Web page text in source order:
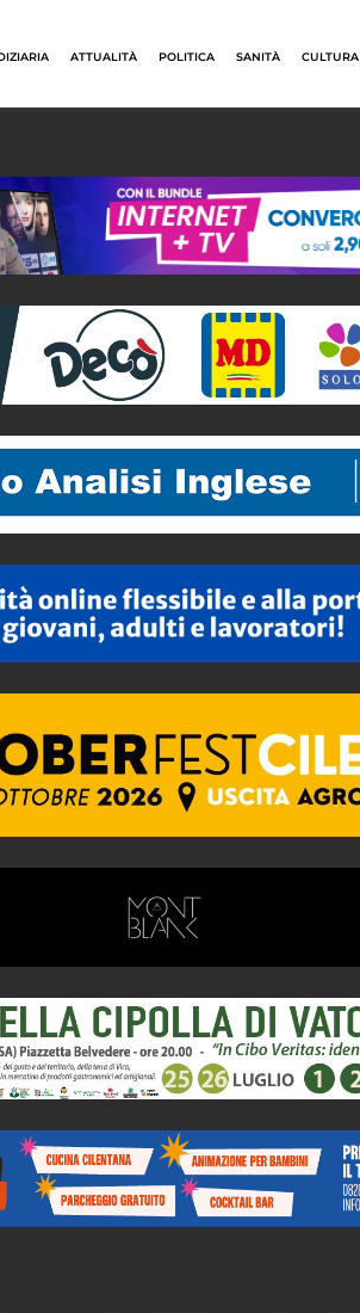
ATTUALITÀ POLITICA SANITÀ CULTURA